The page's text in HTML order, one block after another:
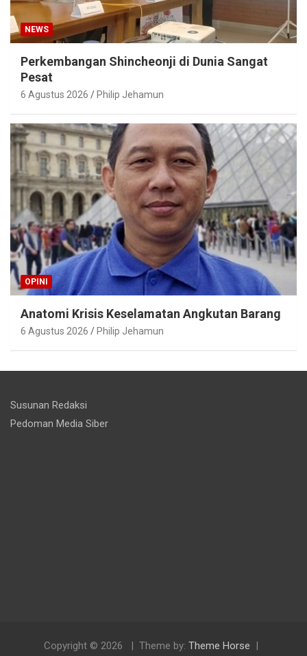
NEWS
Perkembangan Shincheonji di Dunia Sangat
Pesat
6 Agustus 2026 Philip Jehamun
OPINI
Anatomi Krisis Keselamatan Angkutan Barang
6 Agustus 2026 Philip Jehamun
Susunan Redaksi
Pedoman Media Siber
Copyright © 2026 Theme by: Theme Horse